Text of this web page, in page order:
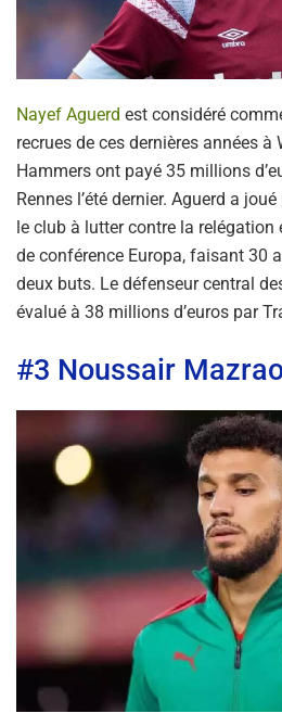
Nayef Aguerd est considéré
recrues de ces dernières années à
Hammers ont payé 35 millions
Rennes l’été dernier. Aguerd a
le club à lutter contre la relégation
de conférence Europa, faisant 30
deux buts. Le défenseur central
évalué à 38 millions d’euros par
#3 Noussair